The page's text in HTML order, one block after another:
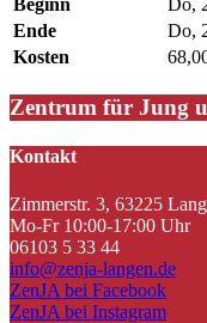
Beginn
Do,
Ende
Do,
Kosten
Zentrum für Jung
Kontakt
Zimmerstr. 3, 63225
Mo-Fr 10:00-17:00 Uhr
06103 5 33 44
info@zenja-langen.de
ZenJA bei Facebook
ZenJA bei Instagram